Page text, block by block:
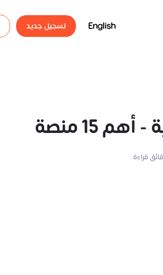
English تسجيل جديد
منصة
قراءة